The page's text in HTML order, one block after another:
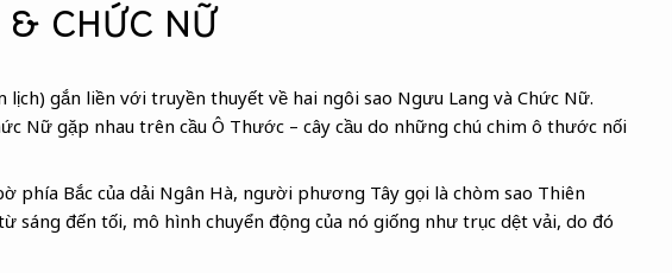
CHỨC NỮ
lịch) gắn liền với truyền thuyết về hai ngôi sao Ngưu Lang và Chức Nữ.
Nữ gặp nhau trên cầu Ô Thước – cây cầu do những chú chim ô thước nối
phía Bắc của dải Ngân Hà, người phương Tây gọi là chòm sao Thiên
sáng đến tối, mô hình chuyển động của nó giống như trục dệt vải, do đó